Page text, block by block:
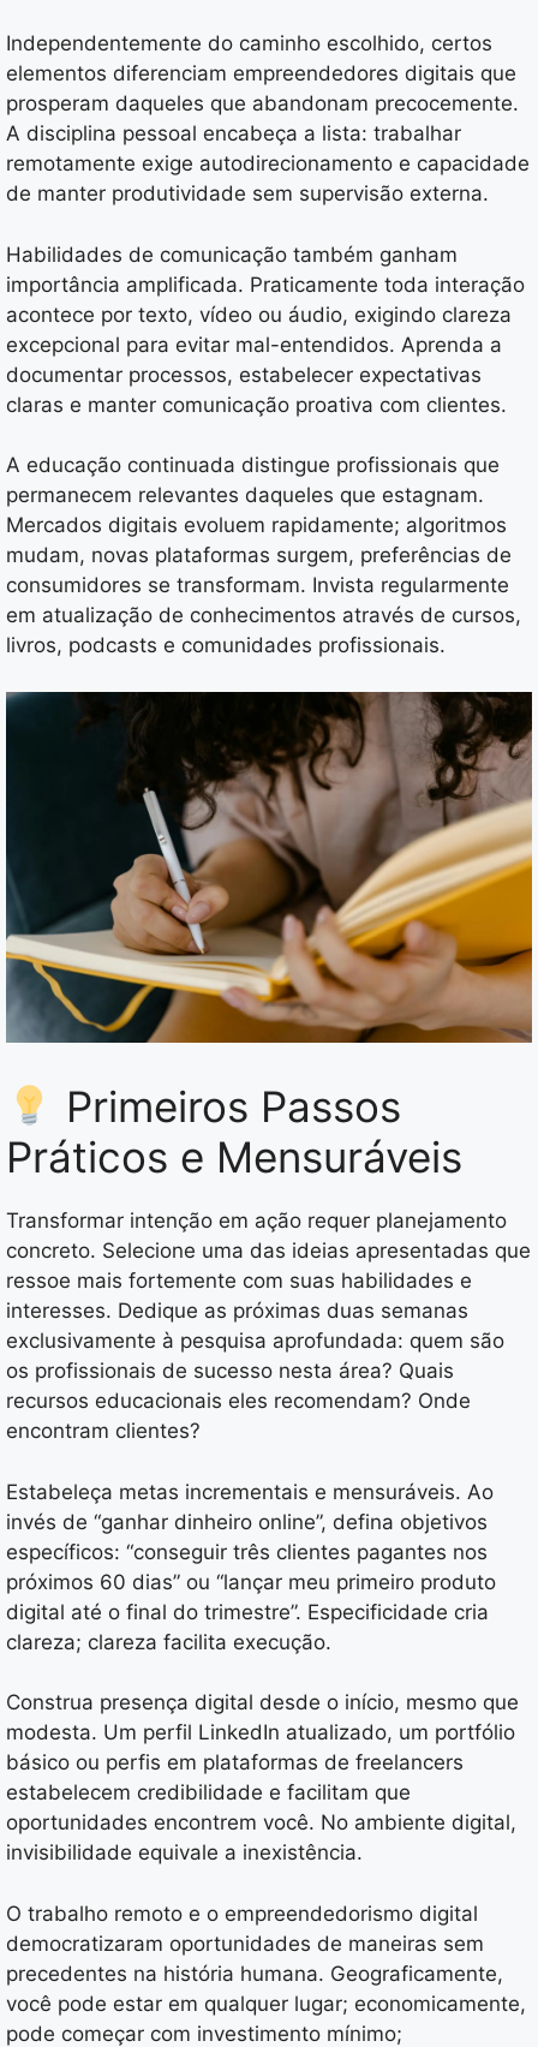
Independentemente do caminho escolhido, certos
elementos diferenciam empreendedores digitais que
prosperam daqueles que abandonam precocemente.
A disciplina pessoal encabeça a lista: trabalhar
remotamente exige autodirecionamento e capacidade
de manter produtividade sem supervisão externa.
Habilidades de comunicação também ganham
importância amplificada. Praticamente toda interação
acontece por texto, vídeo ou áudio, exigindo clareza
excepcional para evitar mal-entendidos. Aprenda a
documentar processos, estabelecer expectativas
claras e manter comunicação proativa com clientes.
A educação continuada distingue profissionais que
permanecem relevantes daqueles que estagnam.
Mercados digitais evoluem rapidamente; algoritmos
mudam, novas plataformas surgem, preferências de
consumidores se transformam. Invista regularmente
em atualização de conhecimentos através de cursos,
livros, podcasts e comunidades profissionais.
Primeiros Passos
Práticos e Mensuráveis
Transformar intenção em ação requer planejamento
concreto. Selecione uma das ideias apresentadas que
ressoe mais fortemente com suas habilidades e
interesses. Dedique as próximas duas semanas
exclusivamente à pesquisa aprofundada: quem são
os profissionais de sucesso nesta área? Quais
recursos educacionais eles recomendam? Onde
encontram clientes?
Estabeleça metas incrementais e mensuráveis. Ao
invés de “ganhar dinheiro online”, defina objetivos
específicos: “conseguir três clientes pagantes nos
próximos 60 dias” ou “lançar meu primeiro produto
digital até o final do trimestre”. Especificidade cria
clareza; clareza facilita execução.
Construa presença digital desde o início, mesmo que
modesta. Um perfil LinkedIn atualizado, um portfólio
básico ou perfis em plataformas de freelancers
estabelecem credibilidade e facilitam que
oportunidades encontrem você. No ambiente digital,
invisibilidade equivale a inexistência.
O trabalho remoto e o empreendedorismo digital
democratizaram oportunidades de maneiras sem
precedentes na história humana. Geograficamente,
você pode estar em qualquer lugar; economicamente,
pode começar com investimento mínimo;